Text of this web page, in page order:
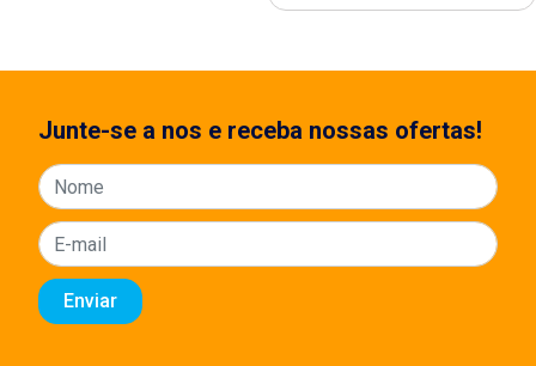
Junte-se a nos e receba nossas ofertas!